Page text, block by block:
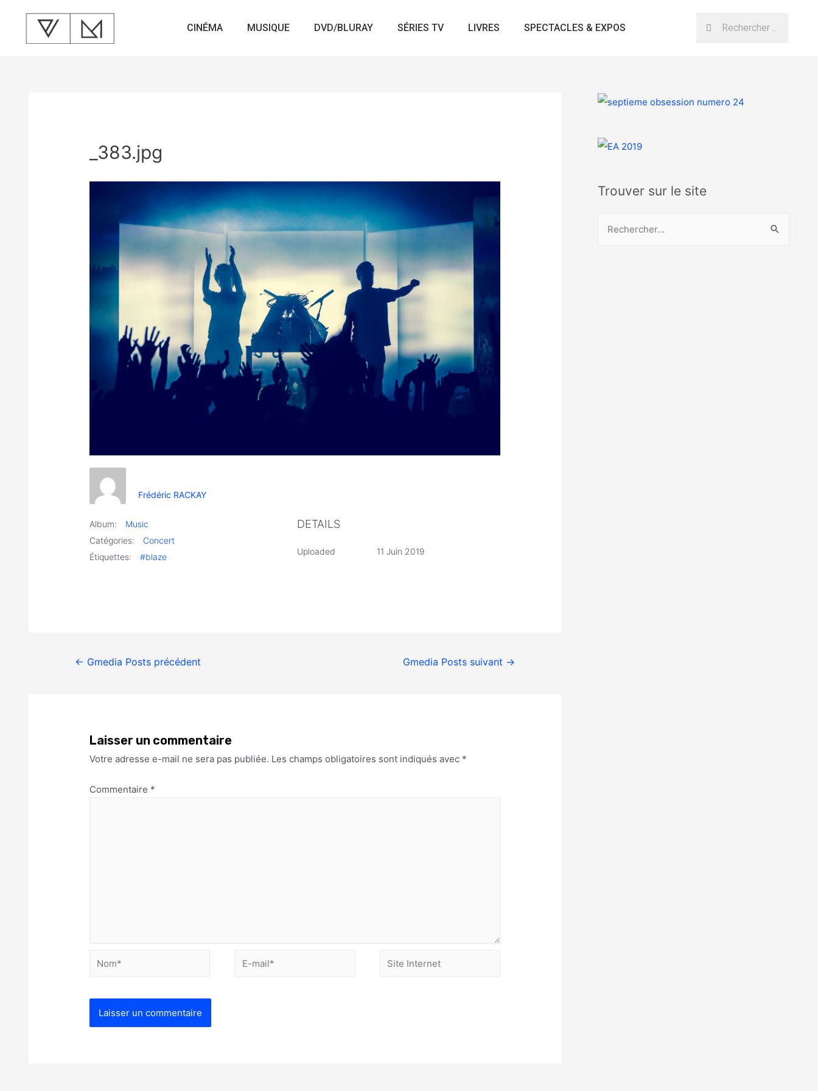
CINÉMA MUSIQUE DVD/BLURAY SÉRIES TV LIVRES SPECTACLES & EXPOS
_383.jpg
Frédéric RACKAY
Album:
Music
Catégories:
Concert
Étiquettes:
#blaze
DETAILS
Uploaded 11 Juin 2019
← Gmedia Posts précédent Gmedia Posts suivant →
Laisser un commentaire
Votre adresse e-mail ne sera pas publiée. Les champs obligatoires sont indiqués avec *
Commentaire *
Trouver sur le site